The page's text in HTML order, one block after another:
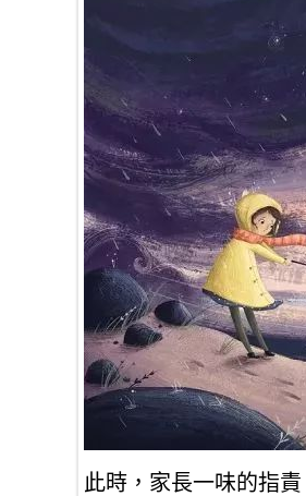
此時，家長一味的指